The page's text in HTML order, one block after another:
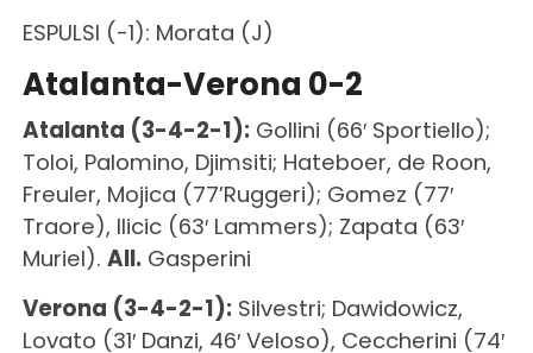
ESPULSI (-1): Morata (J)
Atalanta-Verona 0-2
Atalanta (3-4-2-1):Gollini (66′ Sportiello);
Toloi, Palomino, Djimsiti; Hateboer, de Roon,
Freuler, Mojica (77’Ruggeri); Gomez (77′
Traore), Ilicic (63′ Lammers); Zapata (63′
Muriel). All. Gasperini
Verona (3-4-2-1):Silvestri; Dawidowicz,
Lovato (31′ Danzi, 46′ Veloso), Ceccherini (74′